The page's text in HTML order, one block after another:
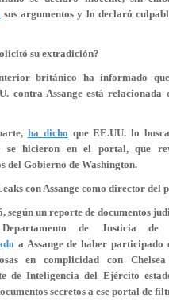
sus argumentos y lo declaró
su extradición?
británico ha informado
contra Assange está relacionada
ha dicho que EE.UU. lo
se hicieron en el portal, que
del Gobierno de Washington.
con Assange como director del
según un reporte de documentos
de Justicia de
a Assange de haber
en complicidad con
de Inteligencia del Ejército
secretos a ese portal de